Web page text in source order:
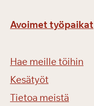
Avoimet työpaikat
Hae meille töihin
Kesätyöt
Tietoa meistä